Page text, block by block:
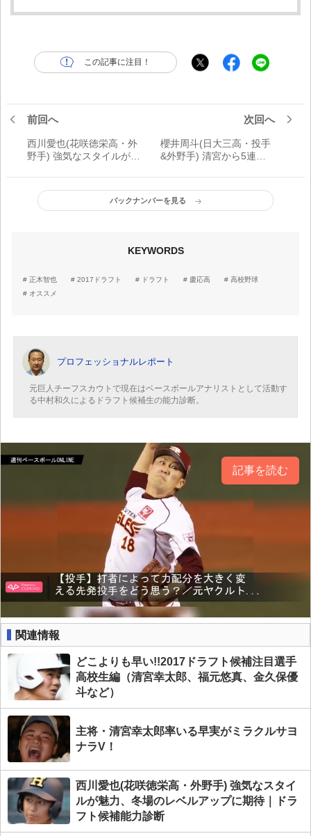
この記事に注目！
前回へ
西川愛也(花咲徳栄高・外
野手) 強気なスタイルが魅
に期待｜ドラフト候補能
力診断
次回へ
櫻井周斗(日大三高・投手
&外野手) 清宮から5連続
高い二刀流｜ドラフト候
補能力診断
バックナンバーを見る
KEYWORDS
正木智也 2017ドラフト ドラフト 慶応高
高校野球
オススメ
プロフェッショナルレポート
元巨人チーフスカウトで現在はベースボールアナリストとして活動す
る中村和久によるドラフト候補生の能力診断。
記事を読む
関連情報
どこよりも早い!!2017ドラフト候補注目選手
高校生編（清宮幸太郎、福元悠真、金久保優
斗など）
主将・清宮幸太郎率いる早実がミラクルサヨ
ナラV！
西川愛也(花咲徳栄高・外野手) 強気なスタイ
ルが魅力、冬場のレベルアップに期待｜ドラ
フト候補能力診断